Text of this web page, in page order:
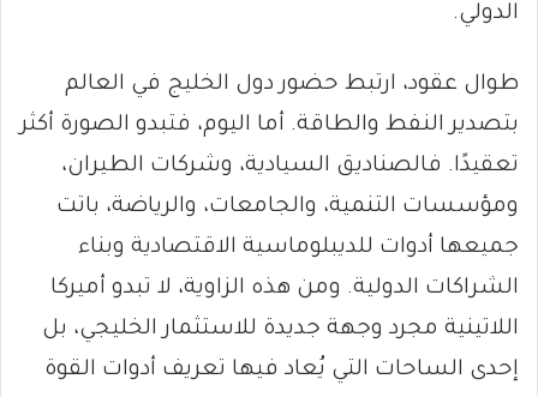
الدولي.
طوال عقود، ارتبط حضور دول الخليج في العالم
بتصدير النفط والطاقة. أما اليوم، فتبدو الصورة أكثر
تعقيدًا. فالصناديق السيادية، وشركات الطيران،
ومؤسسات التنمية، والجامعات، والرياضة، باتت
جميعها أدوات للديبلوماسية الاقتصادية وبناء
الشراكات الدولية. ومن هذه الزاوية، لا تبدو أميركا
اللاتينية مجرد وجهة جديدة للاستثمار الخليجي، بل
إحدى الساحات التي يُعاد فيها تعريف أدوات القوة